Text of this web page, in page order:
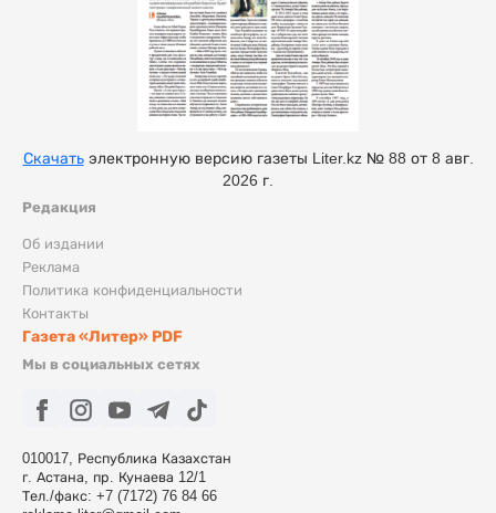
Редакция
Об издании
Реклама
Политика конфиденциальности
Контакты
Газета «Литер» PDF
Мы в социальных сетях
010017, Республика Казахстан
г. Астана, пр. Кунаева 12/1
Тел./факс: +7 (7172) 76 84 66
Скачатьэлектронную версию газеты Liter.kz № 88 от 8 авг.
2026 г.